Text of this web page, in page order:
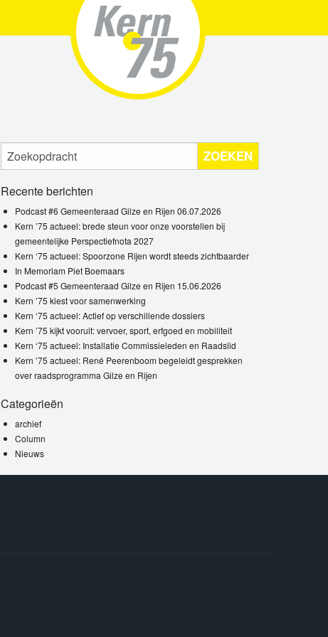
ZOEKEN
Recente berichten
Podcast #6 Gemeenteraad Gilze en Rijen 06.07.2026
Kern ’75 actueel: brede steun voor onze voorstellen bij
gemeentelijke Perspectiefnota 2027
Kern ‘75 actueel: Spoorzone Rijen wordt steeds zichtbaarder
In Memoriam Piet Boemaars
Podcast #5 Gemeenteraad Gilze en Rijen 15.06.2026
Kern ’75 kiest voor samenwerking
Kern ‘75 actueel: Actief op verschillende dossiers
Kern ’75 kijkt vooruit: vervoer, sport, erfgoed en mobiliteit
Kern ‘75 actueel: Installatie Commissieleden en Raadslid
Kern ’75 actueel: René Peerenboom begeleidt gesprekken
over raadsprogramma Gilze en Rijen
Categorieën
archief
Column
Nieuws